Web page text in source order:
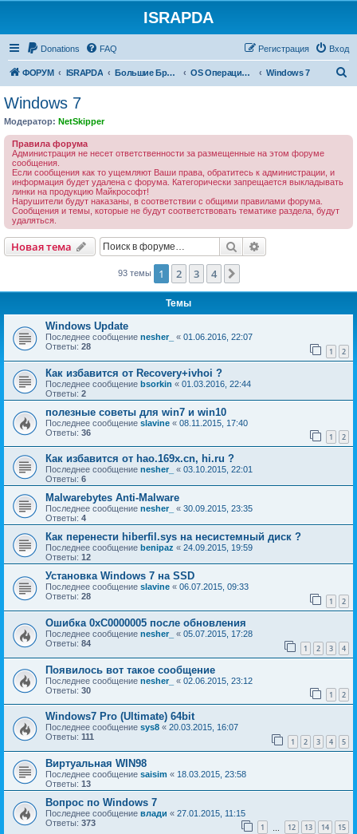
ISRAPDA
Donations FAQ Вход
Регистрация
ФОРУМ ISRAPDA Большие Братья (ББ) OS Операционные системы Windows 7
Windows 7
Модератор: NetSkipper
Правила форума
Администрация не несет ответственности за размещенные на этом форуме
сообщения.
Если сообщения как то ущемляют Ваши права, обратитесь к администрации, и
информация будет удалена с форума. Категорически запрещается выкладывать
линки на продукцию Майкрософт!
Нарушители будут наказаны, в соответствии с общими правилами форума.
Сообщения и темы, которые не будут соответствовать тематике раздела, будут
удаляться.
Новая тема
Новаятема Поиск
93 темы 1 2 3 4
Темы
Windows Update
Последнее сообщение nesher_ « 01.06.2016, 22:07
Ответы: 28 1 2
Как избавится от Recovery+ivhoi ?
Последнее сообщение bsorkin « 01.03.2016, 22:44
Ответы: 2
полезные советы для win7 и win10
Последнее сообщение slavine « 08.11.2015, 17:40
Ответы: 36 1 2
Как избавится от hao.169x.cn, hi.ru ?
Последнее сообщение nesher_ « 03.10.2015, 22:01
Ответы: 6
Malwarebytes Anti-Malware
Последнее сообщение nesher_ « 30.09.2015, 23:35
Ответы: 4
Как перенести hiberfil.sys на несистемный диск ?
Последнее сообщение benipaz « 24.09.2015, 19:59
Ответы: 12
Установка Windows 7 на SSD
Последнее сообщение slavine « 06.07.2015, 09:33
Ответы: 28 1 2
Ошибка 0хС0000005 после обновления
Последнее сообщение nesher_ « 05.07.2015, 17:28
Ответы: 84 1 2 3 4
Появилось вот такое сообщение
Последнее сообщение nesher_ « 02.06.2015, 23:12
Ответы: 30 1 2
Windows7 Pro (Ultimate) 64bit
Последнее сообщение sys8 « 20.03.2015, 16:07
Ответы: 111 1 2 3 4 5
Виртуальная WIN98
Последнее сообщение saisim « 18.03.2015, 23:58
Ответы: 13
Вопрос по Windows 7
Последнее сообщение влади « 27.01.2015, 11:15
Ответы: 373 1 12 13 14 15